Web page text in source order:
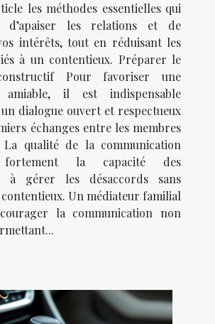
les méthodes essentielles qui
d’apaiser les relations et de
intérêts, tout en réduisant les
à un contentieux. Préparer le
Pour favoriser une
amiable, il est indispensable
dialogue ouvert et respectueux
échanges entre les membres
qualité de la communication
fortement la capacité des
à gérer les désaccords sans
Un médiateur familial
la communication non